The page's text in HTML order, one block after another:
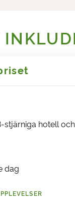
stjärniga hotell
dag